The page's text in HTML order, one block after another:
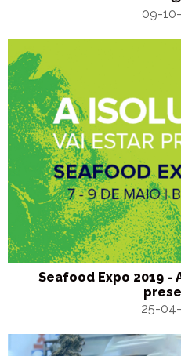
09-
Seafood Expo 2019 -
25-